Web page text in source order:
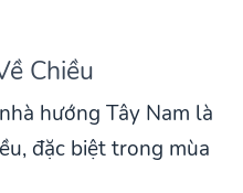
Chiều
hướng Tây Nam là
đặc biệt trong mùa